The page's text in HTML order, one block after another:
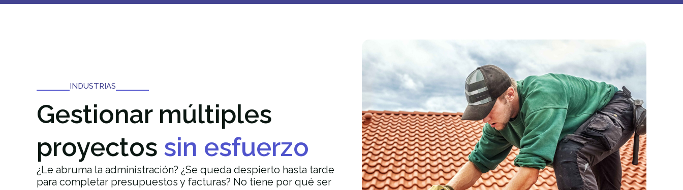
INDUSTRIAS
Gestionar múltiples
proyectos sin esfuerzo
¿Le abruma la administración? ¿Se queda despierto hasta tarde
para completar presupuestos y facturas? No tiene por qué ser